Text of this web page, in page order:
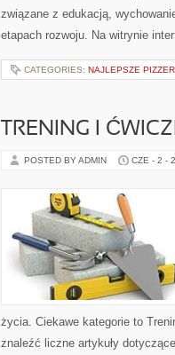
związane z edukacją,
etapach rozwoju. Na witrynie
CATEGORIES: NAJLEPSZE
TRENING I
POSTED BY ADMIN CZE - 2 -
życia. Ciekawe kategorie to
znaleźć liczne artykuły